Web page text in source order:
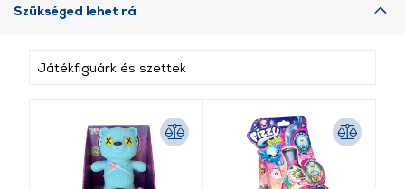
Szükséged lehet rá
Játékfiguárk és szettek